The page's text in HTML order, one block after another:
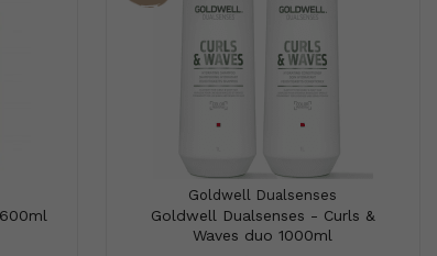
Goldwell Dualsenses
Goldwell Dualsenses - Curls &
Waves duo 1000ml